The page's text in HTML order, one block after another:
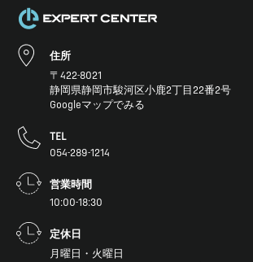
住所
〒422-8021
静岡県静岡市駿河区小鹿2丁目22番2号
Googleマップでみる
TEL
054-289-1214
営業時間
10:00-18:30
定休日
月曜日・火曜日